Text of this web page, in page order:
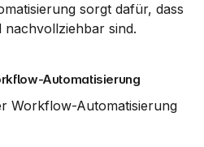
sorgt dafür, dass
nachvollziehbar sind.
Automatisierung
Workflow-Automatisierung